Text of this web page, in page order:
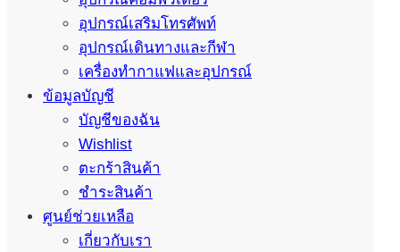
อุปกรณ์เสริมโทรศัพท์
อุปกรณ์เดินทางและกีฬา
เครื่องทำกาแฟและอุปกรณ์
ข้อมูลบัญชี
บัญชีของฉัน
Wishlist
ตะกร้าสินค้า
ชำระสินค้า
ศูนย์ช่วยเหลือ
เกี่ยวกับเรา